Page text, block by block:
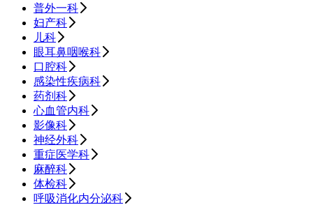
普外一科
妇产科
儿科
眼耳鼻咽喉科
口腔科
感染性疾病科
药剂科
心血管内科
影像科
神经外科
重症医学科
麻醉科
体检科
呼吸消化内分泌科